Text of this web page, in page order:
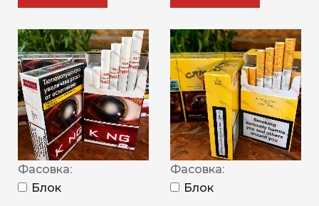
Фасовка:
Блок
Фасовка:
Блок